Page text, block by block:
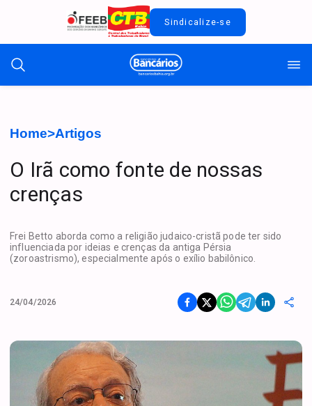
Sindicalize-se
Home>Artigos
O Irã como fonte de nossas
crenças
Frei Betto aborda como a religião judaico-cristã pode ter sido
influenciada por ideias e crenças da antiga Pérsia
(zoroastrismo), especialmente após o exílio babilônico.
24/04/2026